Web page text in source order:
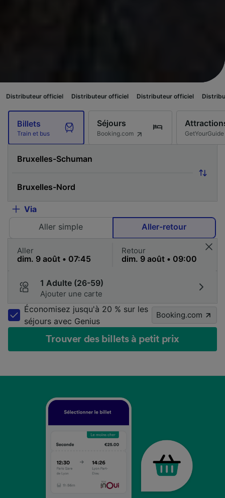
Distributeur officiel Distributeur officiel Distributeur officiel
Billets
Train et bus
Séjours
Booking.com GetYourGuide
Via
Aller simple
Aller-retour
Aller Retour
1 Adulte (26-59)
Ajouter une carte
Économisez jusqu'à 20 % sur les
séjours avec Genius
Booking.com
Trouver des billets à petit prix